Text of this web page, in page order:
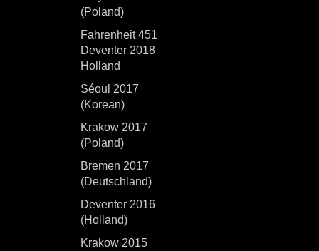
(Poland)
Fahrenheit 451
Deventer 2018
Holland
Séoul 2017
(Korean)
Krakow 2017
(Poland)
Bremen 2017
(Deutschland)
Deventer 2016
(Holland)
Krakow 2015